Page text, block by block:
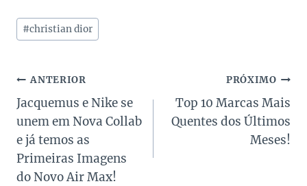
Tags
do
#christian dior
Navegação
de
Post
ANTERIOR
Jacquemus e Nike se
unem em Nova Collab
e já temos as
Primeiras Imagens
do Novo Air Max!
PRÓXIMO
Top 10 Marcas Mais
Quentes dos Últimos
Meses!